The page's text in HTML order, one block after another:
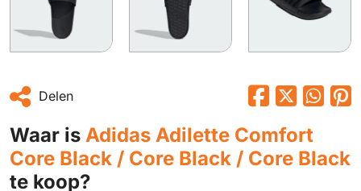
Delen
Waar is Adidas Adilette Comfort
Core Black / Core Black / Core Black
te koop?